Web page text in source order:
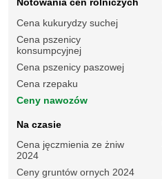
Cena kukurydzy suchej
Cena pszenicy
konsumpcyjnej
Cena pszenicy paszowej
Cena rzepaku
Ceny nawozów
Na czasie
Cena jęczmienia ze żniw
2024
Ceny gruntów ornych 2024